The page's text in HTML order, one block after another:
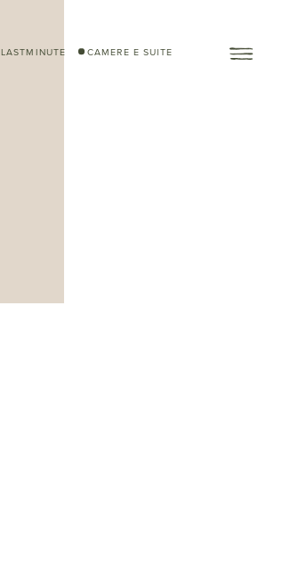
LASTMINUTE CAMERE E SUITE